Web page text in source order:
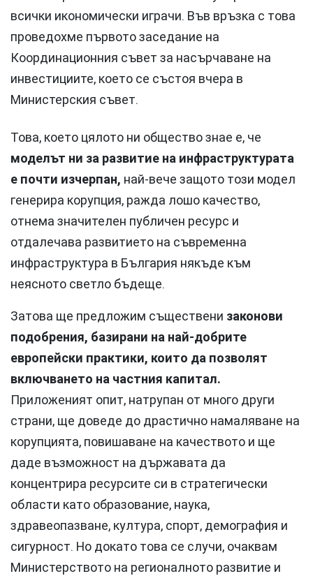
всички икономически играчи. Във връзка с това
проведохме първото заседание на
Координационния съвет за насърчаване на
инвестициите, което се състоя вчера в
Министерския съвет.
Това, което цялото ни общество знае е, че
моделът ни за развитие на инфраструктурата
е почти изчерпан, най-вече защото този модел
генерира корупция, ражда лошо качество,
отнема значителен публичен ресурс и
отдалечава развитието на съвременна
инфраструктура в България някъде към
неясното светло бъдеще.
Затова ще предложим съществени законови
подобрения, базирани на най-добрите
европейски практики, които да позволят
включването на частния капитал.
Приложеният опит, натрупан от много други
страни, ще доведе до драстично намаляване на
корупцията, повишаване на качеството и ще
даде възможност на държавата да
концентрира ресурсите си в стратегически
области като образование, наука,
здравеопазване, култура, спорт, демография и
сигурност. Но докато това се случи, очаквам
Министерството на регионалното развитие и